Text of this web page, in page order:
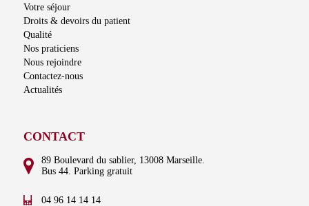
Votre séjour
Droits & devoirs du patient
Qualité
Nos praticiens
Nous rejoindre
Contactez-nous
Actualités
CONTACT
89 Boulevard du sablier, 13008 Marseille.
Bus 44. Parking gratuit
04 96 14 14 14